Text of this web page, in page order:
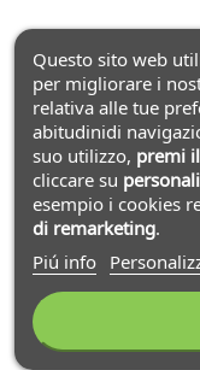
Questo sito web
per migliorare i
relativa alle tue
abitudinidi
suo utilizzo, premi
cliccare su
esempio i cookies
di remarketing.
Piú info